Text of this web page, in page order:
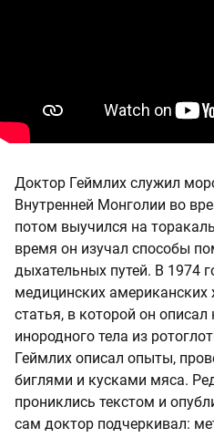
Доктор Геймлих служил
Внутренней Монголии во
потом выучился на
время он изучал способы
дыхательных путей. В 1974
медицинских
статья, в которой он
инородного тела из
Геймлих описал опыты,
биглями и кусками мяса.
прониклись текстом и
сам доктор подчеркивал: